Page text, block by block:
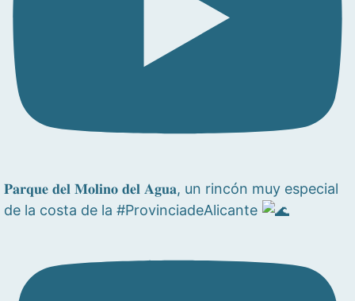
𝐏𝐚𝐫𝐪𝐮𝐞 𝐝𝐞𝐥 𝐌𝐨𝐥𝐢𝐧𝐨 𝐝𝐞𝐥 𝐀𝐠𝐮𝐚, un rincón muy especial
de la costa de la #ProvinciadeAlicante